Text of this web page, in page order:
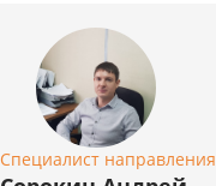
Специалист направления